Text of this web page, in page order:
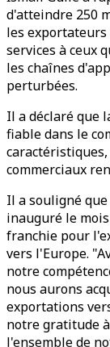
d'atteindre 250
les
services à ceux
les chaînes
perturbées.
Il a déclaré que
fiable dans le
commerciaux
Il a souligné
inauguré le
franchie pour
vers l'Europe.
notre
nous aurons
exportations
notre gratitude
l'ensemble de